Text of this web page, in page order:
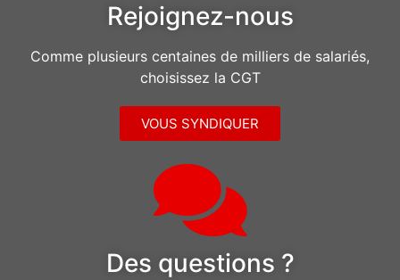
Rejoignez-nous
Comme plusieurs centaines de milliers de salariés,
choisissez la CGT
VOUS SYNDIQUER
Des questions ?